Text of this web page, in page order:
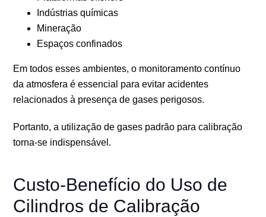
Indústrias químicas
Mineração
Espaços confinados
Em todos esses ambientes, o monitoramento contínuo
da atmosfera é essencial para evitar acidentes
relacionados à presença de gases perigosos.
Portanto, a utilização de gases padrão para calibração
torna-se indispensável.
Custo-Benefício do Uso de
Cilindros de Calibração